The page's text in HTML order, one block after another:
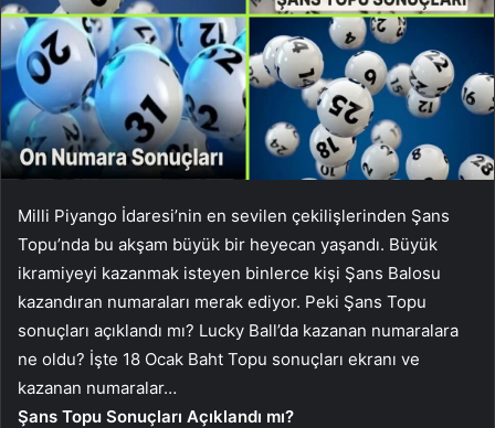
Milli Piyango İdaresi’nin en sevilen çekilişlerinden Şans
Topu’nda bu akşam büyük bir heyecan yaşandı. Büyük
ikramiyeyi kazanmak isteyen binlerce kişi Şans Balosu
kazandıran numaraları merak ediyor. Peki Şans Topu
sonuçları açıklandı mı? Lucky Ball’da kazanan numaralara
ne oldu? İşte 18 Ocak Baht Topu sonuçları ekranı ve
kazanan numaralar…
Şans Topu Sonuçları Açıklandı mı?